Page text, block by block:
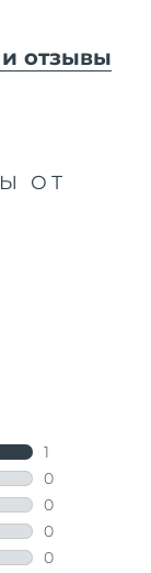
отзывы
ОТ